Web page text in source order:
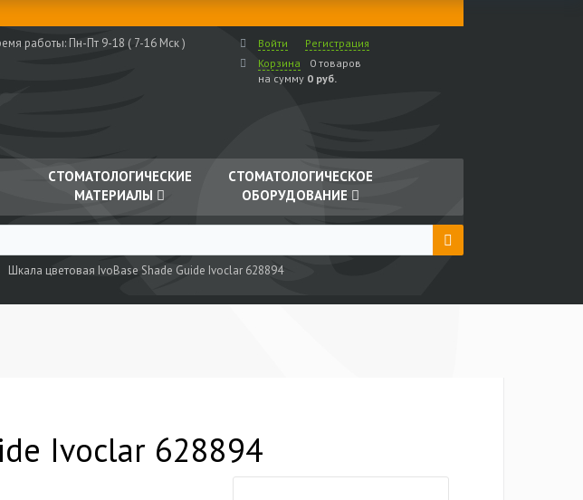
работы:Пн-Пт 9-18 ( 7-16 Мск ) Войти
Регистрация
Корзина
0 товаров
на сумму 0 руб.
СТОМАТОЛОГИЧЕСКИЕ
МАТЕРИАЛЫ
СТОМАТОЛОГИЧЕСКОЕ
ОБОРУДОВАНИЕ
Шкала цветовая IvoBase Shade Guide Ivoclar 628894
Ivoclar 628894